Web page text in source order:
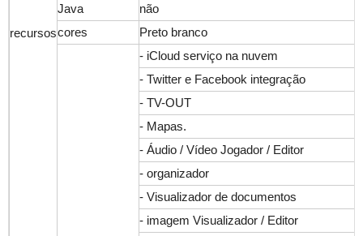
recursos
Java
não
cores
Preto branco
- iCloud serviço na nuvem
- Twitter e Facebook integração
- TV-OUT
- Mapas.
- Áudio / Vídeo Jogador / Editor
- organizador
- Visualizador de documentos
- imagem Visualizador / Editor